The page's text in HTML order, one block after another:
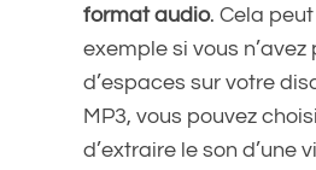
format audio. Cela
exemple si vous
d’espaces sur votre
MP3, vous pouvez
d’extraire le son d’une